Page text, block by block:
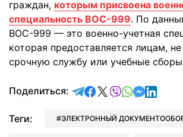
граждан, которым присвоена
специальность ВОС-999. По
ВОС-999 — это военно-учетная
которая предоставляется лицам,
срочную службу или учебные
Поделиться: отправить в Telegram
поделиться в
поделиться в X
отправить в
отправить
Теги: ЭЛЕКТРОННЫЙ